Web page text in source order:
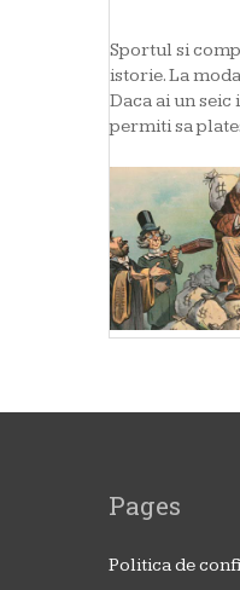
Sportul si
istorie. La
Daca ai un
permiti sa
Pages
Politica de